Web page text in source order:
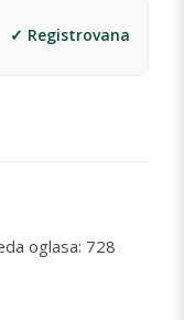
✓ Registrovana
oglasa: 728